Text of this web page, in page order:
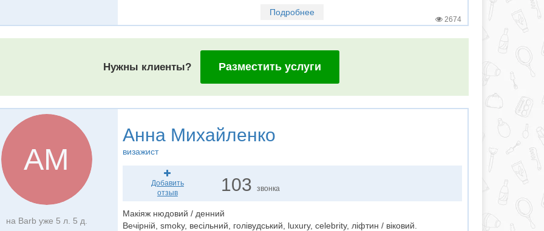
Подробнее
2674
Нужны клиенты? Разместить услуги
АМ
на Barb уже 5 л. 5 д.
Анна Михайленко
визажист
Добавить
отзыв
103звонка
Макіяж нюдовий / денний
Вечірній, smoky, весільний, голівудський, luxury, celebrity, ліфтин / віковий.